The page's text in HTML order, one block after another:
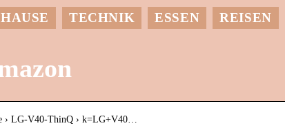
TECHNIK ESSEN REISEN
› LG-V40-ThinQ › k=LG+V40…